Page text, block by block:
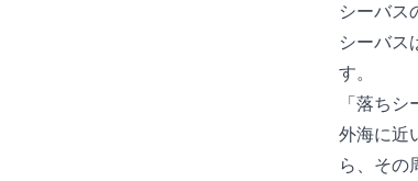
シーバスの
シーバス
す。
「落ち
外海に近
ら、その